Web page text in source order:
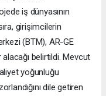
iş dünyasının
girişimcilerin
(BTM), AR-GE
belirtildi. Mevcut
yoğunluğu
dile getiren